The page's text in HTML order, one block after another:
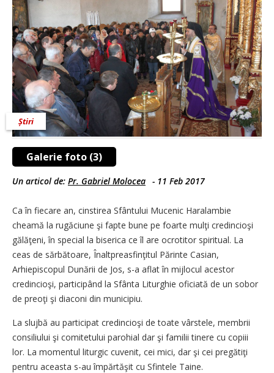
Galerie foto (3)
Știri
Un articol de: Pr. Gabriel Molocea - 11 Feb 2017
Ca în fiecare an, cinstirea Sfântului Mucenic Haralambie
cheamă la rugăciune şi fapte bune pe foarte mulţi credincioşi
gălăţeni, în special la biserica ce îl are ocrotitor spiritual. La
ceas de sărbătoare, Înaltpreasfinţitul Părinte Casian,
Arhiepiscopul Dunării de Jos, s-a aflat în mijlocul acestor
credincioşi, participând la Sfânta Liturghie oficiată de un sobor
de preoţi şi diaconi din municipiu.
La slujbă au participat credincioşi de toate vârstele, membrii
consiliului şi comitetului parohial dar şi familii tinere cu copiii
lor. La momentul liturgic cuvenit, cei mici, dar şi cei pregătiţi
pentru aceasta s-au împărtăşit cu Sfintele Taine.